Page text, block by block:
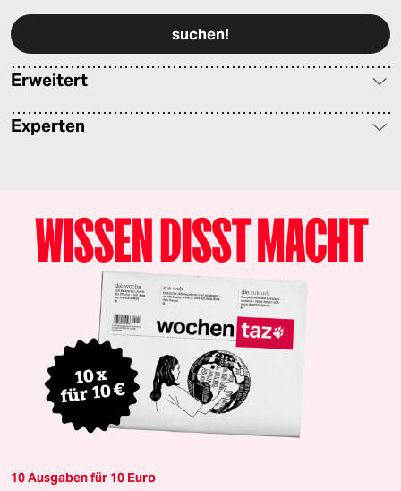
Erweitert
Experten
10 Ausgaben für 10 Euro